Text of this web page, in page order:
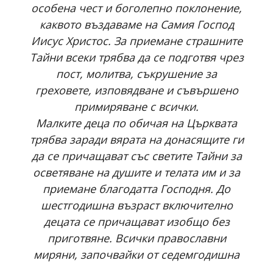
особена чест и боголепно поклонение,
каквото въздаваме на Самия Господ
Иисус Христос. За приемане страшните
Тайни всеки трябва да се подготвя чрез
пост, молитва, съкрушение за
греховете, изповядване и съвършено
примиряване с всички.
Малките деца по обичая на Църквата
трябва заради вярата на донасящите ги
да се причащават със светите Тайни за
осветяване на душите и телата им и за
приемане благодатта Господня. До
шестгодишна възраст включително
децата се причащават изобщо без
приготвяне. Всички православни
миряни, започвайки от седемгодишна